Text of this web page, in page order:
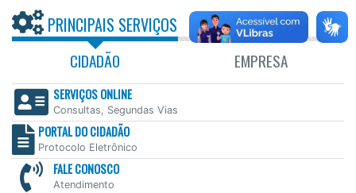
PRINCIPAIS SERVIÇOS
CIDADÃO EMPRESA
SERVIÇOS ONLINE
Consultas, Segundas Vias
PORTAL DO CIDADÃO
Protocolo Eletrônico
FALE CONOSCO
Atendimento